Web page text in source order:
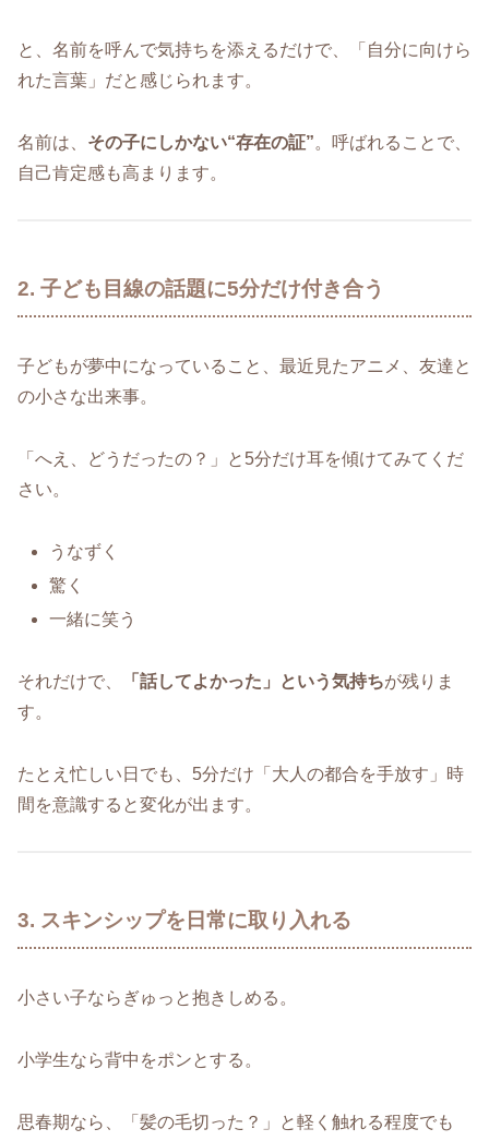
と、名前を呼んで気持ちを添えるだけで、「自分に向けら
れた言葉」だと感じられます。
名前は、 その子にしかない“存在の証”。呼ばれることで、
自己肯定感も高まります。
2. 子ども目線の話題に5分だけ付き合う
子どもが夢中になっていること、最近見たアニメ、友達と
の小さな出来事。
「へえ、どうだったの？」と5分だけ耳を傾けてみてくだ
さい。
うなずく
驚く
一緒に笑う
それだけで、 「話してよかった」という気持ちが残りま
す。
たとえ忙しい日でも、5分だけ「大人の都合を手放す」時
間を意識すると変化が出ます。
3. スキンシップを日常に取り入れる
小さい子ならぎゅっと抱きしめる。
小学生なら背中をポンとする。
思春期なら、「髪の毛切った？」と軽く触れる程度でも